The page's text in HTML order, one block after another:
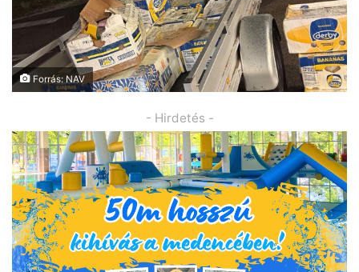
Forrás: NAV
- Hirdetés -